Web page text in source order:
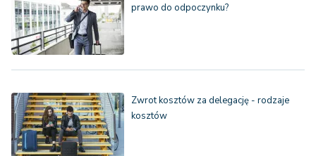
prawo do odpoczynku?
Zwrot kosztów za delegację - rodzaje
kosztów